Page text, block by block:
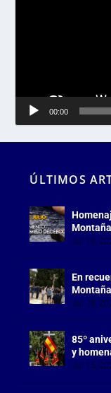
00:00
ÚLTIMOS
Montaña
Jul 18,
En
Jul 18,
85º
y
Jul 15,